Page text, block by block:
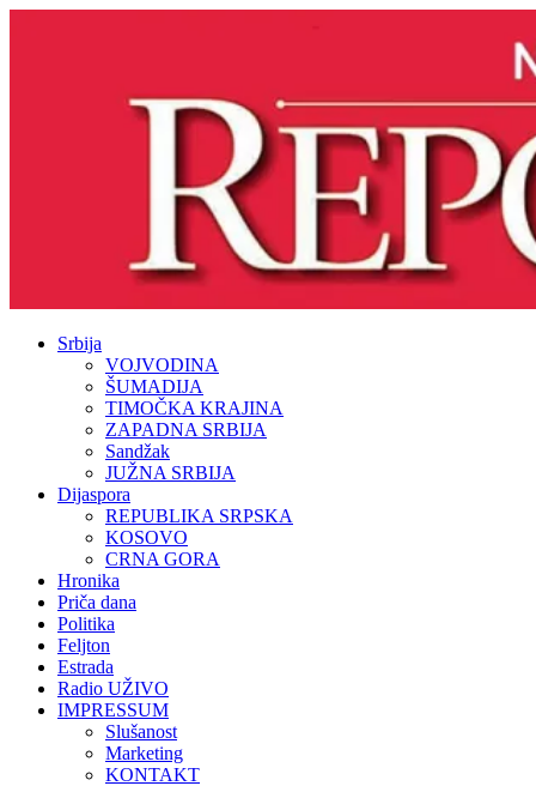
Srbija
VOJVODINA
ŠUMADIJA
TIMOČKA KRAJINA
ZAPADNA SRBIJA
Sandžak
JUŽNA SRBIJA
Dijaspora
REPUBLIKA SRPSKA
KOSOVO
CRNA GORA
Hronika
Priča dana
Politika
Feljton
Estrada
Radio UŽIVO
IMPRESSUM
Slušanost
Marketing
KONTAKT